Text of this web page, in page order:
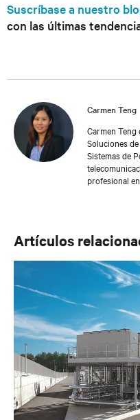
Suscríbase a nuestro
con las últimas
Carmen Teng
Carmen
Soluciones
Sistemas de
profesional en
Artículos